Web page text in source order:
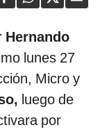
Hernando
lunes 27
Micro y
luego de
por